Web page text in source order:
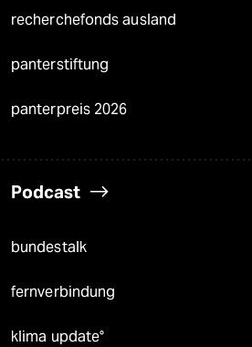
recherchefonds ausland
panterstiftung
panterpreis 2026
Podcast
bundestalk
fernverbindung
klima update°